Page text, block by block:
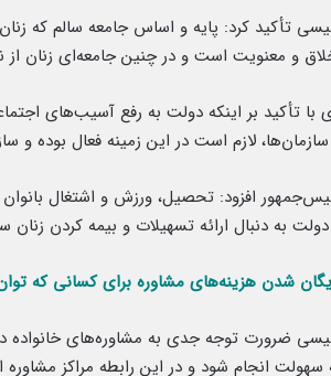
تأکید کرد: پایه و اساس جامعه سالم که
و معنویت است و در چنین جامعه‌ای زنان از
با تأکید بر اینکه دولت به رفع آسیب‌های
لازم است در این زمینه فعال بوده و
افزود: تحصیل، ورزش و اشتغال بانوان
به دنبال ارائه تسهیلات و بیمه کردن
شدن هزینه‌های مشاوره برای کسانی که
ضرورت توجه جدی به مشاوره‌های خانواده
سهولت انجام شود و در این رابطه مراکز